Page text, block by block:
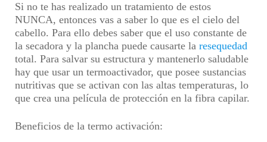
Si no te has realizado un tratamiento de estos
NUNCA, entonces vas a saber lo que es el cielo del
cabello. Para ello debes saber que el uso constante de
la secadora y la plancha puede causarte la resequedad
total. Para salvar su estructura y mantenerlo saludable
hay que usar un termoactivador, que posee sustancias
nutritivas que se activan con las altas temperaturas, lo
que crea una película de protección en la fibra capilar.
Beneficios de la termo activación: